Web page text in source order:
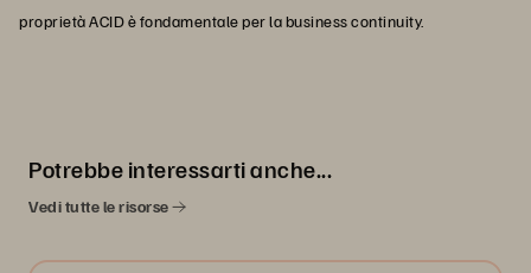
proprietà ACID è fondamentale per la business continuity.
Potrebbe interessarti anche...
Vedi tutte le risorse